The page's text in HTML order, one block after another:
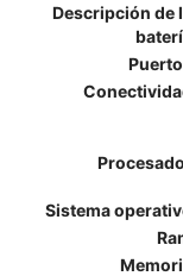
Descripción de
Sistema